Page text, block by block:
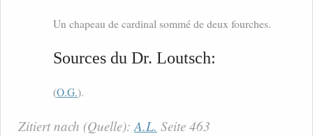
Un chapeau de cardinal sommé de deux fourches.
Sources du Dr. Loutsch:
(O.G.).
Zitiert nach (Quelle):A.L. Seite 463